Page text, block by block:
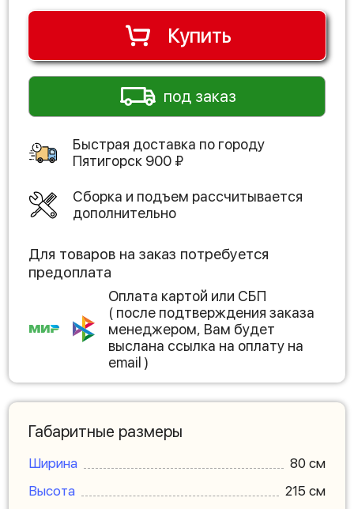
Купить
под заказ
Быстрая доставка по городу
Пятигорск 900 ₽
Сборка и подъем рассчитывается
дополнительно
Для товаров на заказ потребуется
предоплата
Оплата картой или СБП
( после подтверждения заказа
менеджером, Вам будет
выслана ссылка на оплату на
email )
Габаритные размеры
Ширина
80 см
Высота
215 см